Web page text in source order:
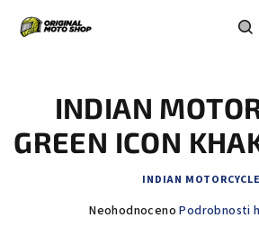
INDIAN
GREEN ICON
INDIAN MOTORCYCLE
Průměrné
Neohodnoceno Podrobnosti